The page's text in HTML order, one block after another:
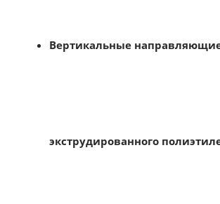
Вертикальные
экструдированного